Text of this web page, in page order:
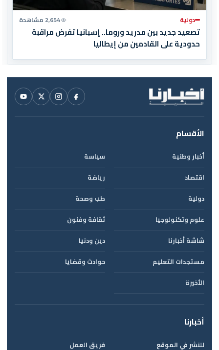
دولية 2,654 مشاهدة
تصعيد جديد بين مدريد وروما.. إسبانيا تفرض مراقبة
حدودية على القادمين من إيطاليا
الأقسام
أخبار وطنية
سياسة
اقتصاد
رياضة
دولية
طب وصحة
علوم وتكنولوجيا
ثقافة وفنون
شاشة أخبارنا
دين ودنيا
مستجدات التعليم
حوادث وقضايا
الأخيرة
أخبارنا
للنشر في الموقع فريق العمل